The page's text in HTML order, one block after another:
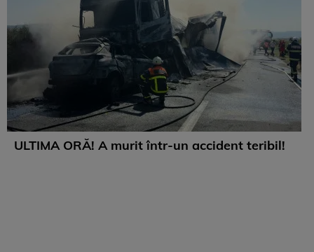
ULTIMA ORĂ! A murit într-un accident teribil!